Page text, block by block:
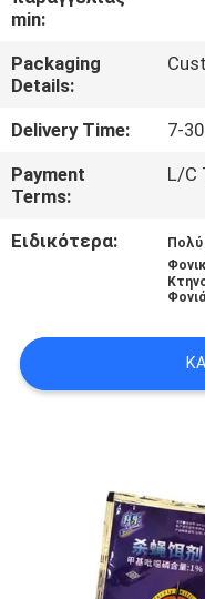
ΠΟΙΟΤΙΚΌΣ
ΈΛΕΓΧΟΣ
ΜΑΣ
ΕΛΆΤΕ
ΣΕ
ΕΙΔΉΣΕΙΣ
ΈΝΑ
ΑΠΌΣΠΑΣΜΑ
min:
Packaging
Details:
Delivery Time:
7-
Payment
Terms:
L/C
Ειδικότερα: